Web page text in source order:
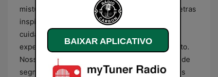
mistura equilibrada de batidas contundentes, letras
inspiradoras e ritmos viciantes, tudo isso
cuidadosamente entrelaçado para criar uma
experiência auditiva memorável a cada momento.
Nossos programas apresentam uma variedade de
segmentos, cada um projetado para atender aos
BAIXAR APLICATIVO